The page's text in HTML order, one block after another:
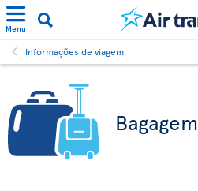
Menu
Informações de viagem
Bagagem